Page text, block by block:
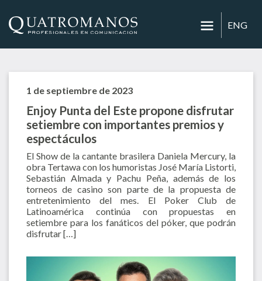
ENG
1 de septiembre de 2023
Enjoy Punta del Este propone disfrutar
setiembre con importantes premios y
espectáculos
El Show de la cantante brasilera Daniela Mercury, la
obra Tertawa con los humoristas José María Listorti,
Sebastián Almada y Pachu Peña, además de los
torneos de casino son parte de la propuesta de
entretenimiento del mes. El Poker Club de
Latinoamérica continúa con propuestas en
setiembre para los fanáticos del póker, que podrán
disfrutar […]